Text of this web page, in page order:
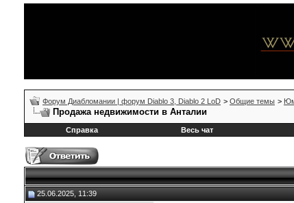
Форум Диабломании | форум Diablo 3, Diablo 2 LoD > Общие темы >
Продажа недвижимости в Анталии
Справка
Весь чат
25.06.2025, 11:39